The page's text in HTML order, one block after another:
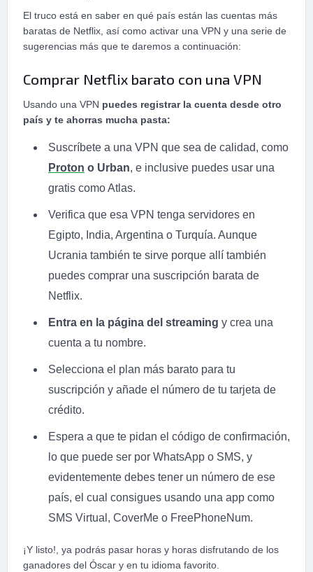
El truco está en saber en qué país están las cuentas más
baratas de Netflix, así como activar una VPN y una serie de
sugerencias más que te daremos a continuación:
Comprar Netflix barato con una VPN
Usando una VPN puedes registrar la cuenta desde otro
país y te ahorras mucha pasta:
Suscríbete a una VPN que sea de calidad, como
Proton o Urban, e inclusive puedes usar una
gratis como Atlas.
Verifica que esa VPN tenga servidores en
Egipto, India, Argentina o Turquía. Aunque
Ucrania también te sirve porque allí también
puedes comprar una suscripción barata de
Netflix.
Entra en la página del streaming y crea una
cuenta a tu nombre.
Selecciona el plan más barato para tu
suscripción y añade el número de tu tarjeta de
crédito.
Espera a que te pidan el código de confirmación,
lo que puede ser por WhatsApp o SMS, y
evidentemente debes tener un número de ese
país, el cual consigues usando una app como
SMS Virtual, CoverMe o FreePhoneNum.
¡Y listo!, ya podrás pasar horas y horas disfrutando de los
ganadores del Óscar y en tu idioma favorito.